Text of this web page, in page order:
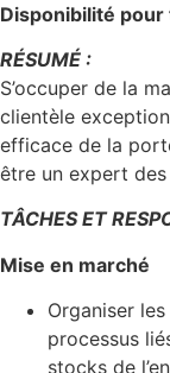
Disponibilité
RÉSUMÉ :
S’occuper de la
clientèle
efficace de la
être un expert
TÂCHES ET
Mise en marché
Organiser
processus
stocks de